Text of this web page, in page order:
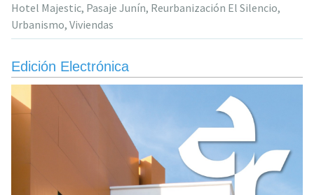
Hotel Majestic, Pasaje Junín, Reurbanización El Silencio,
Urbanismo, Viviendas
Edición Electrónica